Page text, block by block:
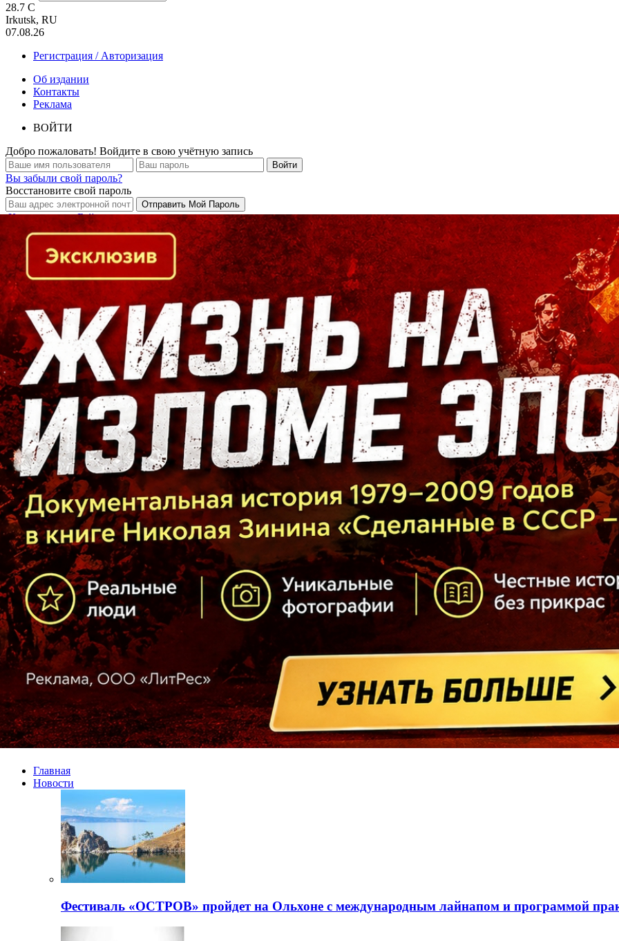
28.7 C
Irkutsk, RU
07.08.26
Регистрация / Авторизация
Об издании
Контакты
Реклама
ВОЙТИ
Добро пожаловать! Войдите в свою учётную запись
Вы забыли свой пароль?
Восстановите свой пароль
Кто есть кто в Байкальском регионе
Главная
Новости
Фестиваль «ОСТРОВ» пройдет на Ольхоне с международным лайнапом и программой